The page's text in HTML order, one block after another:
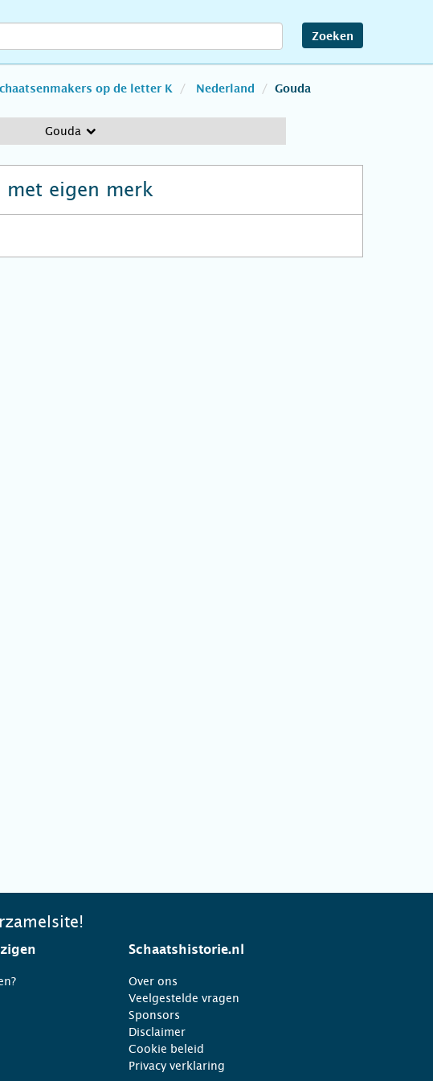
Zoeken
op de letter K Nederland Gouda
Gouda
met eigen merk
Schaatshistorie.nl
Over ons
Veelgestelde vragen
Sponsors
Disclaimer
Cookie beleid
Privacy verklaring